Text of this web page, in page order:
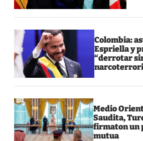
Colombia:
Espriella y
“derrotar
Medio
Saudita,
firmaton un
mutua